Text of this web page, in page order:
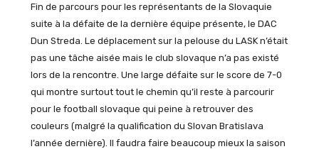
Fin de parcours pour les représentants de la Slovaquie
suite à la défaite de la dernière équipe présente, le DAC
Dun Streda. Le déplacement sur la pelouse du LASK n’était
pas une tâche aisée mais le club slovaque n’a pas existé
lors de la rencontre. Une large défaite sur le score de 7-0
qui montre surtout tout le chemin qu’il reste à parcourir
pour le football slovaque qui peine à retrouver des
couleurs (malgré la qualification du Slovan Bratislava
l’année dernière). Il faudra faire beaucoup mieux la saison